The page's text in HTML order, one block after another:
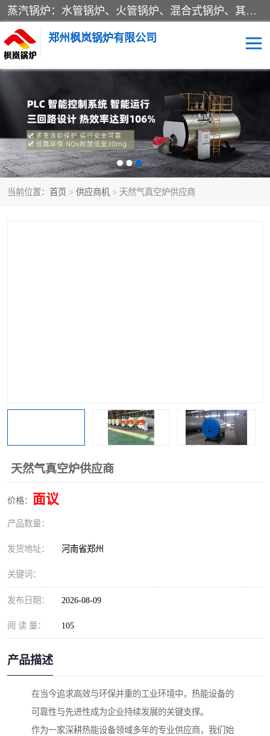
蒸汽锅炉：水管锅炉、火管锅炉、混合式锅炉、其他蒸汽锅炉； 热水锅炉：家用型集中供暖用热水锅炉、其他热水锅炉； 有机热载体锅炉； 船用蒸汽锅炉； （锅炉用辅助设备及装置）蒸汽冷凝器：表面冷凝器、混合式冷凝器、空冷式冷凝器、其他蒸汽冷凝器； 锅炉用辅助设备：节热器、蒸汽收集器、蓄能器、烟垢清除器、气体回收器、泥渣刮除器、空气预热器、其他锅炉用辅助设备；
郑州枫岚锅炉有限公司
当前位置： 首页 > 供应商机 > 天然气真空炉供应商
天然气真空炉供应商
价格： 面议
产品数量：
发货地址： 河南省郑州
关键词：
发布日期： 2026-08-09
阅 读 量： 105
产品描述
在当今追求高效与环保并重的工业环境中，热能设备的
可靠性与先进性成为企业持续发展的关键支撑。
作为一家深耕热能设备领域多年的专业供应商，我们始